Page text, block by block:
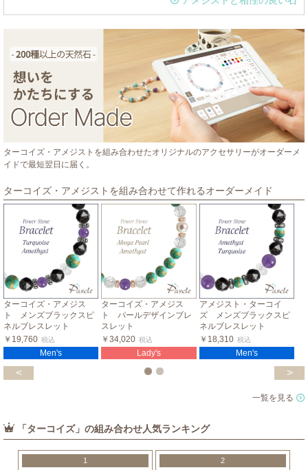
ターコイズ・アメジストを組み合わせたオリジナルのアクセサリーがオーダーメ
イドで最短翌日に届く。
ターコイズ・アメジストを組み合わせて作れるオーダーメイド
ターコイズ・アメジス
ト メンズブラックスピ
ネルブレスレット
￥19,760 税込
Men's
ターコイズ・アメジス
ト パールデザインブレ
スレット
￥34,020 税込
Lady's
アメジスト・ターコイ
ズ メンズブラックスピ
ネルブレスレット
￥18,310 税込
Men's
< >
一覧を見る
「ターコイズ」の組み合わせ人気ランキング
1 2